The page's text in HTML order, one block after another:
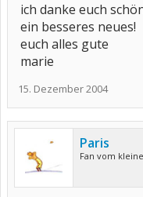
ich danke euch
ein besseres neues!
euch alles gute
marie
15. Dezember 2004
Paris
Fan vom